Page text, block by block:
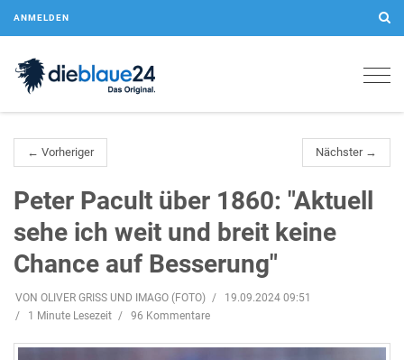
ANMELDEN
← Vorheriger Nächster →
Peter Pacult über 1860: "Aktuell
sehe ich weit und breit keine
Chance auf Besserung"
VON OLIVER GRISS UND IMAGO (FOTO)
19.09.2024 09:51
1 Minute Lesezeit
96 Kommentare